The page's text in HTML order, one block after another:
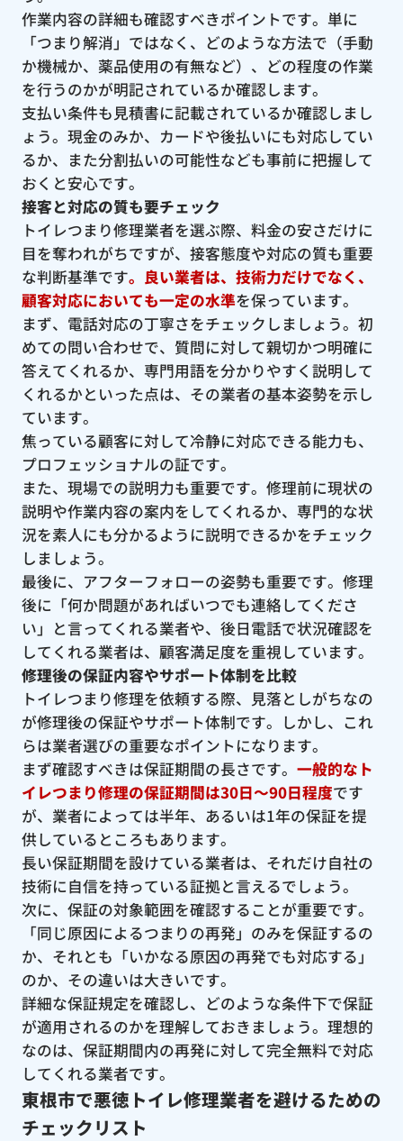
作業内容の詳細も確認すべきポイントです。単に
「つまり解消」ではなく、どのような方法で（手動
か機械か、薬品使用の有無など）、どの程度の作業
を行うのかが明記されているか確認します。
支払い条件も見積書に記載されているか確認しまし
ょう。現金のみか、カードや後払いにも対応してい
るか、また分割払いの可能性なども事前に把握して
おくと安心です。
接客と対応の質も要チェック
トイレつまり修理業者を選ぶ際、料金の安さだけに
目を奪われがちですが、接客態度や対応の質も重要
な判断基準です。良い業者は、技術力だけでなく、
顧客対応においても一定の水準を保っています。
まず、電話対応の丁寧さをチェックしましょう。初
めての問い合わせで、質問に対して親切かつ明確に
答えてくれるか、専門用語を分かりやすく説明して
くれるかといった点は、その業者の基本姿勢を示し
ています。
焦っている顧客に対して冷静に対応できる能力も、
プロフェッショナルの証です。
また、現場での説明力も重要です。修理前に現状の
説明や作業内容の案内をしてくれるか、専門的な状
況を素人にも分かるように説明できるかをチェック
しましょう。
最後に、アフターフォローの姿勢も重要です。修理
後に「何か問題があればいつでも連絡してくださ
い」と言ってくれる業者や、後日電話で状況確認を
してくれる業者は、顧客満足度を重視しています。
修理後の保証内容やサポート体制を比較
トイレつまり修理を依頼する際、見落としがちなの
が修理後の保証やサポート体制です。しかし、これ
らは業者選びの重要なポイントになります。
まず確認すべきは保証期間の長さです。 一般的なト
イレつまり修理の保証期間は30日〜90日程度です
が、業者によっては半年、あるいは1年の保証を提
供しているところもあります。
長い保証期間を設けている業者は、それだけ自社の
技術に自信を持っている証拠と言えるでしょう。
次に、保証の対象範囲を確認することが重要です。
「同じ原因によるつまりの再発」のみを保証するの
か、それとも「いかなる原因の再発でも対応する」
のか、その違いは大きいです。
詳細な保証規定を確認し、どのような条件下で保証
が適用されるのかを理解しておきましょう。理想的
なのは、保証期間内の再発に対して完全無料で対応
してくれる業者です。
東根市で悪徳トイレ修理業者を避けるための
チェックリスト